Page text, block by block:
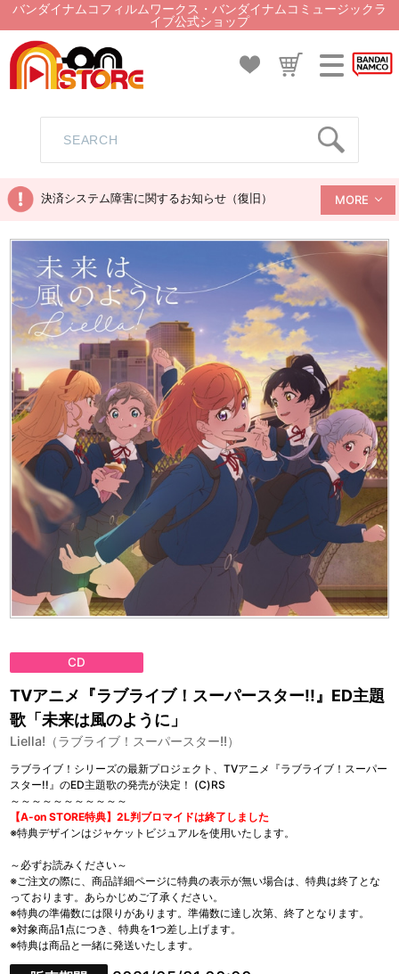
バンダイナムコフィルムワークス・バンダイナムコミュージックラ
イブ公式ショップ
決済システム障害に関するお知らせ（復旧） MORE
CD
TVアニメ『ラブライブ！スーパースター!!』ED主題
歌「未来は風のように」
Liella!（ラブライブ！スーパースター!!）
ラブライブ！シリーズの最新プロジェクト、TVアニメ『ラブライブ！スーパー
スター!!』のED主題歌の発売が決定！ (C)RS
～～～～～～～～～～～
【A-on STORE特典】2L判ブロマイドは終了しました
※特典デザインはジャケットビジュアルを使用いたします。
～必ずお読みください～
※ご注文の際に、商品詳細ページに特典の表示が無い場合は、特典は終了とな
っております。あらかじめご了承ください。
※特典の準備数には限りがあります。準備数に達し次第、終了となります。
※対象商品1点につき、特典を1つ差し上げます。
※特典は商品と一緒に発送いたします。